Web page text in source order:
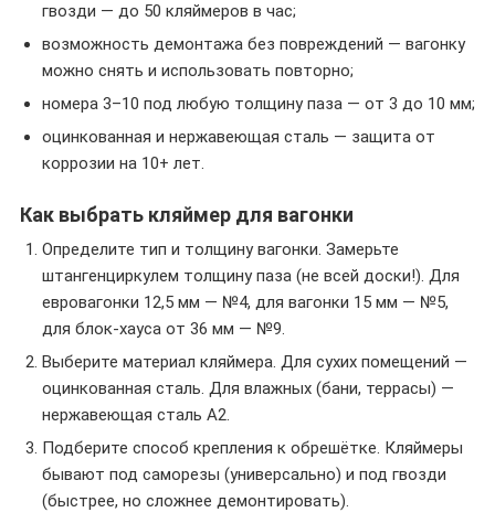
гвозди — до 50 кляймеров в час;
возможность демонтажа без повреждений — вагонку
можно снять и использовать повторно;
номера 3–10 под любую толщину паза — от 3 до 10 мм;
оцинкованная и нержавеющая сталь — защита от
коррозии на 10+ лет.
Как выбрать кляймер для вагонки
Определите тип и толщину вагонки. Замерьте
штангенциркулем толщину паза (не всей доски!). Для
евровагонки 12,5 мм — №4, для вагонки 15 мм — №5,
для блок-хауса от 36 мм — №9.
Выберите материал кляймера. Для сухих помещений —
оцинкованная сталь. Для влажных (бани, террасы) —
нержавеющая сталь A2.
Подберите способ крепления к обрешётке. Кляймеры
бывают под саморезы (универсально) и под гвозди
(быстрее, но сложнее демонтировать).